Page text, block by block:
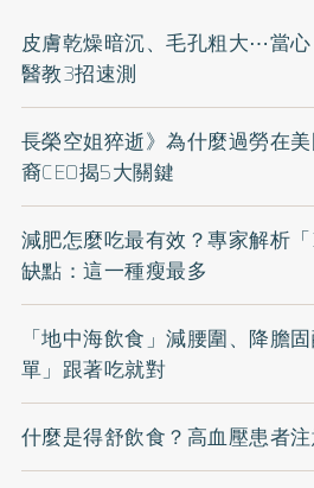
皮膚乾燥暗沉、毛孔粗大⋯當心
醫教3招速測
長榮空姐猝逝》為什麼過勞在
裔CEO揭5大關鍵
減肥怎麼吃最有效？專家解析
缺點：這一種瘦最多
「地中海飲食」減腰圍、降膽
單」跟著吃就對
什麼是得舒飲食？高血壓患者